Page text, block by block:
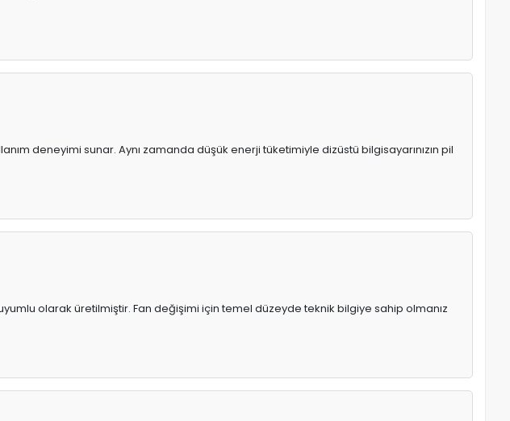
deneyimi sunar. Aynı zamanda düşük enerji tüketimiyle dizüstü bilgisayarınızın pil
olarak üretilmiştir. Fan değişimi için temel düzeyde teknik bilgiye sahip olmanız